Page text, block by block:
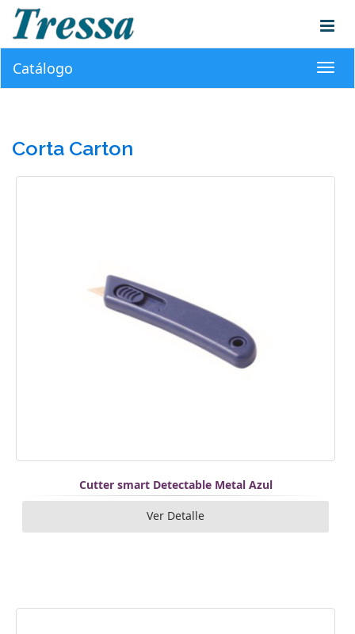
Catálogo
Corta Carton
Cutter smart Detectable Metal Azul
Ver Detalle